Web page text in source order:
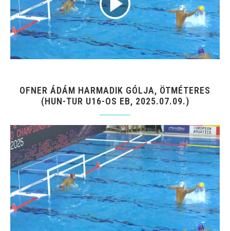
OFNER ÁDÁM HARMADIK GÓLJA, ÖTMÉTERES
(HUN-TUR U16-OS EB, 2025.07.09.)